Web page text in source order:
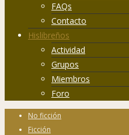
FAQs
Contacto
Hislibreños
Actividad
Grupos
Miembros
Foro
No ficción
Ficción